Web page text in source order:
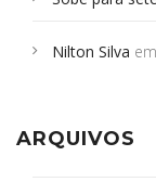
Nilton Silva em
ARQUIVOS